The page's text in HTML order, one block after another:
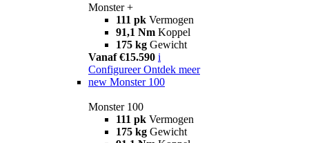
Monster +
111 pk Vermogen
91,1 Nm Koppel
175 kg Gewicht
Vanaf €15.590 i
Configureer Ontdek meer
new Monster 100
Monster 100
111 pk Vermogen
175 kg Gewicht